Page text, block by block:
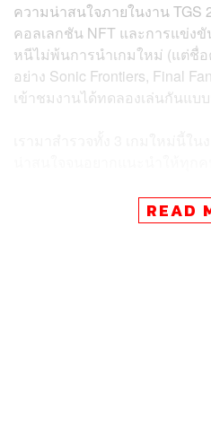
ความน่าสนใจภายในงาน TGS
คอลเลกชัน NFT และการแข่ง
หนีไม่พ้นการนำเกมใหม่ (แต่ชื่
อย่าง Sonic Frontiers, Final
เข้าชมงานได้ทดลองเล่นกันแบ
READ